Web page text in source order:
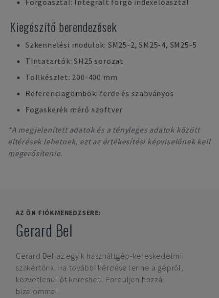
Forgóasztal: Integrált forgó indexelőasztal
Kiegészítő berendezések
Szkennelési modulok: SM25-2, SM25-4, SM25-5
Tintatartók: SH25 sorozat
Tollkészlet: 200-400 mm
Referenciagömbök: ferde és szabványos
Fogaskerék mérő szoftver
*A megjelenített adatok és a tényleges adatok között
eltérések lehetnek, ezt az értékesítési képviselőnek kell
megerősítenie.
AZ ÖN FIÓKMENEDZSERE:
Gerard Bel
Gerard Bel az egyik használtgép-kereskedelmi
szakértőnk. Ha további kérdése lenne a gépről,
közvetlenül őt keresheti. Forduljon hozzá
bizalommal.